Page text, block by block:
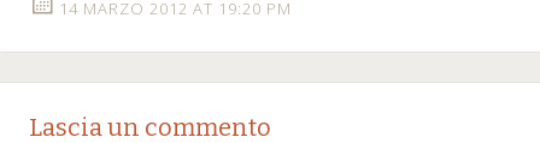
14 MARZO 2012 AT 19:20 PM
Lascia un commento